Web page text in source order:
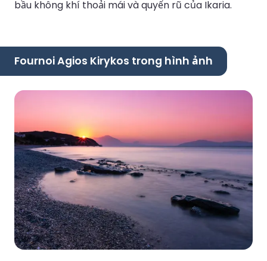
bầu không khí thoải mái và quyến rũ của Ikaria.
Fournoi Agios Kirykos trong hình ảnh